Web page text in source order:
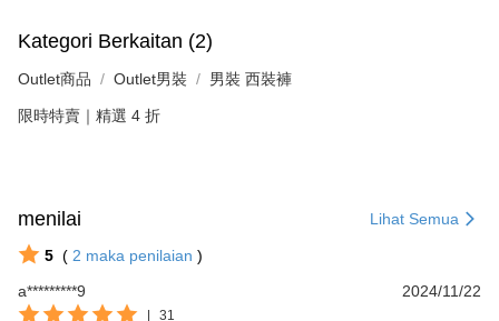
Kategori Berkaitan (2)
Outlet商品 Outlet男裝 男裝 西裝褲
限時特賣｜精選 4 折
menilai Lihat Semua
5 ( 2 maka penilaian )
a*********9
2024/11/22
| 31